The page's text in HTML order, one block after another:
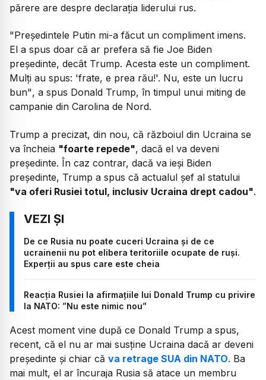
părere are despre declarația liderului rus.
"Președintele Putin mi-a făcut un compliment imens.
El a spus doar că ar prefera să fie Joe Biden
președinte, decât Trump. Acesta este un compliment.
Mulți au spus: 'frate, e prea rău!'. Nu, este un lucru
bun", a spus Donald Trump, în timpul unui miting de
campanie din Carolina de Nord.
Trump a precizat, din nou, că războiul din Ucraina se
va încheia "foarte repede", dacă el va deveni
președinte. În caz contrar, dacă va ieși Biden
președinte, Trump a spus că actualul șef al statului
"va oferi Rusiei totul, inclusiv Ucraina drept cadou".
De ce Rusia nu poate cuceri Ucraina și de ce
ucrainenii nu pot elibera teritoriile ocupate de ruși.
Experții au spus care este cheia
Reacția Rusiei la afirmaţiile lui Donald Trump cu privire
la NATO: ”Nu este nimic nou”
Acest moment vine după ce Donald Trump a spus,
recent, că el nu ar mai susține Ucraina dacă ar deveni
președinte și chiar că va retrage SUA din NATO. Ba
mai mult, el ar încuraja Rusia să atace un membru